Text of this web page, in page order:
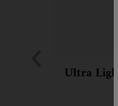
Ultra